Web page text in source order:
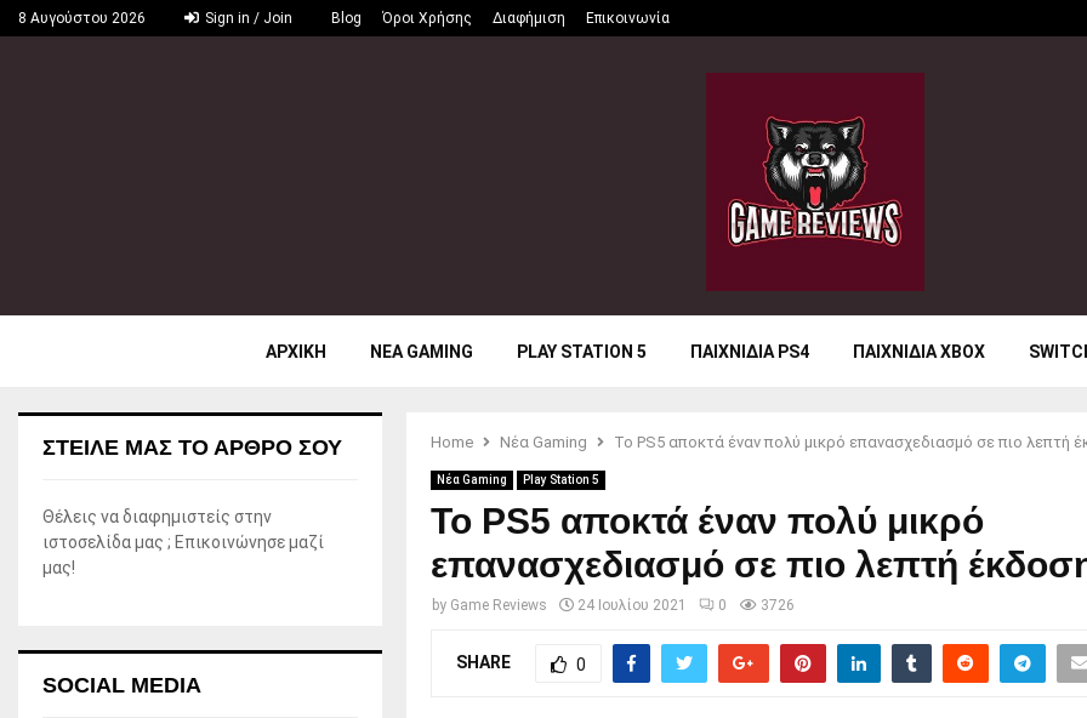
8 Αυγούστου 2026 Sign in / Join Blog Όροι Χρήσης Διαφήμιση Επικοινωνία
ΑΡΧΙΚΗ ΝΕΑ GAMING PLAY STATION 5 ΠΑΙΧΝΙΔΙΑ PS4 ΠΑΙΧΝΙΔΙΑ XBOX
Home Νέα Gaming Το PS5 αποκτά έναν πολύ μικρό επανασχεδιασμό σε πιο λεπτή
Νέα Gaming Play Station 5
Το PS5 αποκτά έναν πολύ μικρό
επανασχεδιασμό σε πιο λεπτή
by Game Reviews 24 Ιουλίου 2021 0 3726
SHARE 0
ΣΤΕΊΛΕ ΜΑΣ ΤΟ ΆΡΘΡΟ ΣΟΥ
Θέλεις να διαφημιστείς στην
ιστοσελίδα μας ; Επικοινώνησε μαζί
μας!
SOCIAL MEDIA